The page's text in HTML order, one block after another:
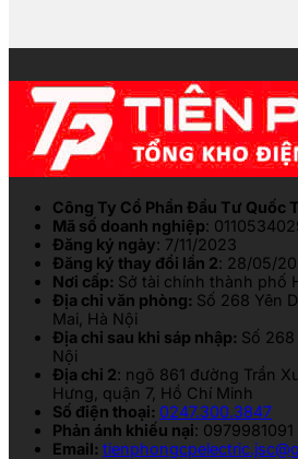
Công Ty Cổ Phần Đầu Tư Quốc
Mã số doanh nghiệp:
Đăng ký ngày: 7/11/2023
Đăng ký thay đổi lần 2: 28/05/
Nơi cấp: Sở tài chính thành phố
Địa chỉ văn phòng: Số 268 Yên
Mai, Hà Nội
Địa chỉ sau khi sáp nhập: Số 268
Nội
Địa chỉ 2: ngõ 861 đường Trần
Hưng, quận 7, Hồ Chí Minh
Số điện thoại: 0247.300.3847
Phản ánh khiếu nại: 0979981091
Email: